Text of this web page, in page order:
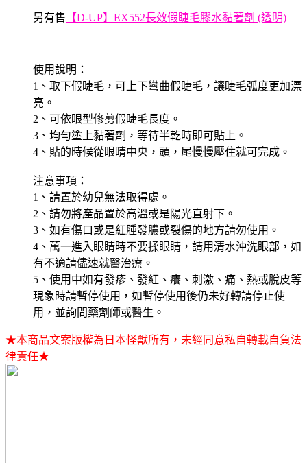
另有售 【D-UP】EX552長效假睫毛膠水黏著劑 (透明)
使用說明：
1、取下假睫毛，可上下彎曲假睫毛，讓睫毛弧度更加漂
亮。
2、可依眼型修剪假睫毛長度。
3、均勻塗上黏著劑，等待半乾時即可貼上。
4、貼的時候從眼睛中央，頭，尾慢慢壓住就可完成。
注意事項：
1、請置於幼兒無法取得處。
2、請勿將產品置於高溫或是陽光直射下。
3、如有傷口或是紅腫發膿或裂傷的地方請勿使用。
4、萬一進入眼睛時不要揉眼睛，請用清水沖洗眼部，如
有不適請儘速就醫治療。
5、使用中如有發疹、發紅、癢、刺激、痛、熱或脫皮等
現象時請暫停使用，如暫停使用後仍未好轉請停止使
用，並詢問藥劑師或醫生。
★本商品文案版權為日本怪獸所有，未經同意私自轉載自負法
律責任★